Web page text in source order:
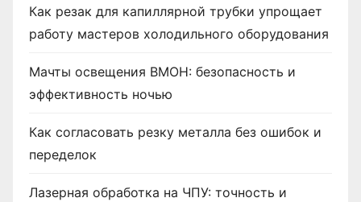
Как резак для капиллярной трубки упрощает
работу мастеров холодильного оборудования
Мачты освещения ВМОН: безопасность и
эффективность ночью
Как согласовать резку металла без ошибок и
переделок
Лазерная обработка на ЧПУ: точность и